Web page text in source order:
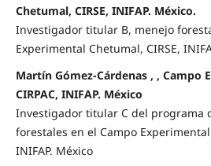
Chetumal, CIRSE, INIFAP. México.
Investigador titular B, menejo
Experimental Chetumal, CIRSE,
Martín Gómez-Cárdenas , , Campo
CIRPAC, INIFAP. México
Investigador titular C del programa
forestales en el Campo Experimental
INIFAP. México